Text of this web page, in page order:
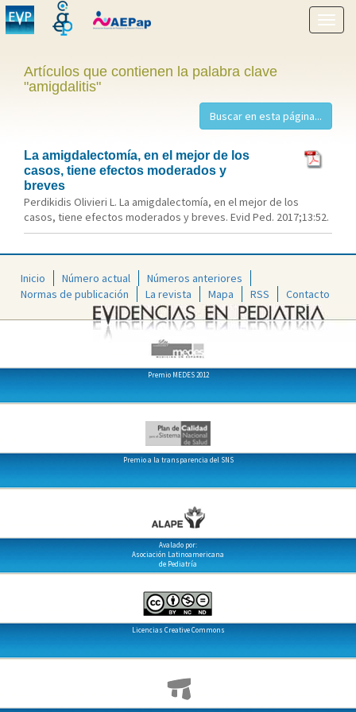
menú
Artículos que contienen la palabra clave
"amigdalitis"
La amigdalectomía, en el mejor de los
casos, tiene efectos moderados y
breves
Perdikidis Olivieri L. La amigdalectomía, en el mejor de los
casos, tiene efectos moderados y breves. Evid Ped. 2017;13:52.
Inicio Número actual
Números anteriores
Normas de publicación
La revista Mapa RSS Contacto
Premio MEDES 2012
Premio a la transparencia del SNS
Avalado por:
Asociación Latinoamericana
de Pediatría
Licencias Creative Commons